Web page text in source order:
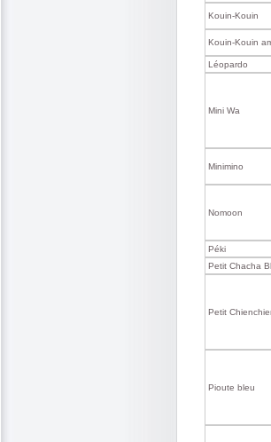
Kouin-Kouin
Kouin-Kouin
Léopardo
Mini Wa
Minimino
Nomoon
Péki
Petit Chacha
Petit
Pioute bleu